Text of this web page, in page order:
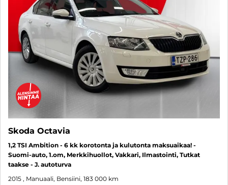
Skoda Octavia
1,2 TSI Ambition - 6 kk korotonta ja kulutonta maksuaikaa! -
Suomi-auto, 1.om, Merkkihuollot, Vakkari, Ilmastointi, Tutkat
taakse - J. autoturva
2015 , Manuaali, Bensiini, 183 000 km